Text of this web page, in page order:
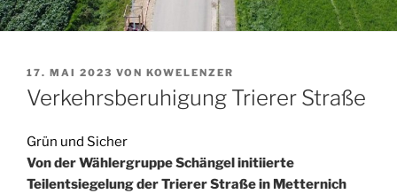
VERÖFFENTLICHT
AM
17. MAI 2023 VON KOWELENZER
Verkehrsberuhigung Trierer Straße
Grün und Sicher
Von der Wählergruppe Schängel initiierte
Teilentsiegelung der Trierer Straße in Metternich